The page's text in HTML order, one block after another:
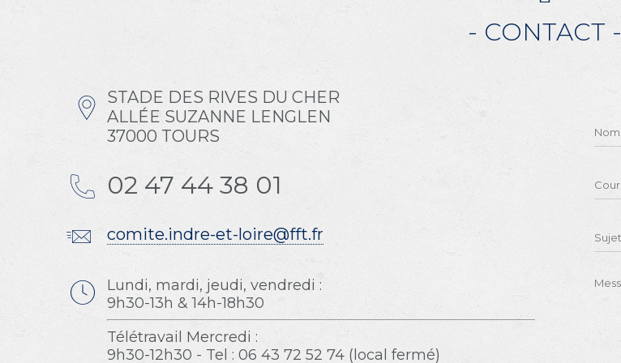
- CONTACT -
STADE DES RIVES DU CHER
ALLÉE SUZANNE LENGLEN
37000 TOURS
02 47 44 38 01
comite.indre-et-loire@fft.fr
Lundi, mardi, jeudi, vendredi :
9h30-13h & 14h-18h30
Télétravail Mercredi :
9h30-12h30 - Tel : 06 43 72 52 74 (local fermé)